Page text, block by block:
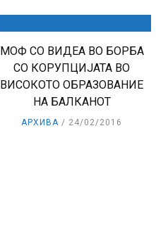
МОФ СО ВИДEА ВО БОРБА
СО КОРУПЦИЈАТА ВО
ВИСОКОТО ОБРАЗОВАНИЕ
НА БАЛКАНОТ
АРХИВА 24/02/2016